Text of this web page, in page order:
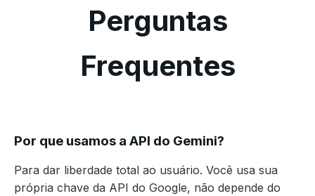
Perguntas
Frequentes
Por que usamos a API do Gemini?
Para dar liberdade total ao usuário. Você usa sua
própria chave da API do Google, não depende do